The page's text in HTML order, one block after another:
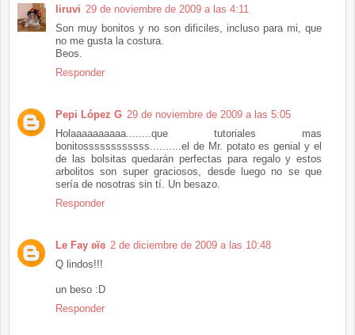
liruvi 29 de noviembre de 2009 a las 4:11
Son muy bonitos y no son dificiles, incluso para mi, que
no me gusta la costura.
Beos.
Responder
Pepi López G 29 de noviembre de 2009 a las 5:05
Holaaaaaaaaaa........que tutoriales mas
bonitossssssssssss..........el de Mr. potato es genial y el
de las bolsitas quedarán perfectas para regalo y estos
arbolitos son super graciosos, desde luego no se que
sería de nosotras sin tí. Un besazo.
Responder
Le Fay ʚïɞ 2 de diciembre de 2009 a las 10:48
Q lindos!!!
un beso :D
Responder